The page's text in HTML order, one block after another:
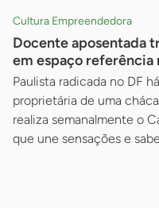
Cultura Empreendedora
Docente aposentada
em espaço referência
Paulista radicada no DF
proprietária de uma
realiza semanalmente o
que une sensações e